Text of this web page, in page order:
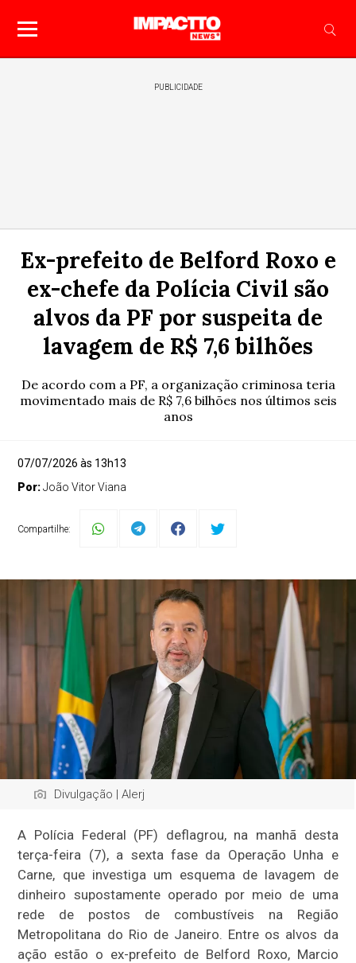
PUBLICIDADE
Ex-prefeito de Belford Roxo e
ex-chefe da Polícia Civil são
alvos da PF por suspeita de
lavagem de R$ 7,6 bilhões
De acordo com a PF, a organização criminosa teria
movimentado mais de R$ 7,6 bilhões nos últimos seis
anos
07/07/2026 às 13h13
Por:João Vitor Viana
Compartilhe:
Divulgação | Alerj
A Polícia Federal (PF) deflagrou, na manhã desta
terça-feira (7), a sexta fase da Operação Unha e
Carne, que investiga um esquema de lavagem de
dinheiro supostamente operado por meio de uma
rede de postos de combustíveis na Região
Metropolitana do Rio de Janeiro. Entre os alvos da
ação estão o ex-prefeito de Belford Roxo, Marcio